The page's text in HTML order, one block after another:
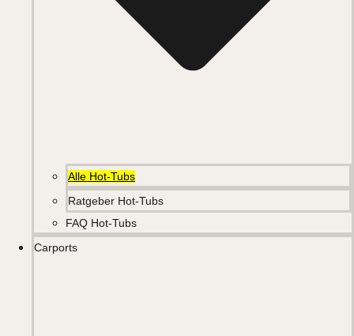
Alle Hot-Tubs
Ratgeber Hot-Tubs
FAQ Hot-Tubs
Carports